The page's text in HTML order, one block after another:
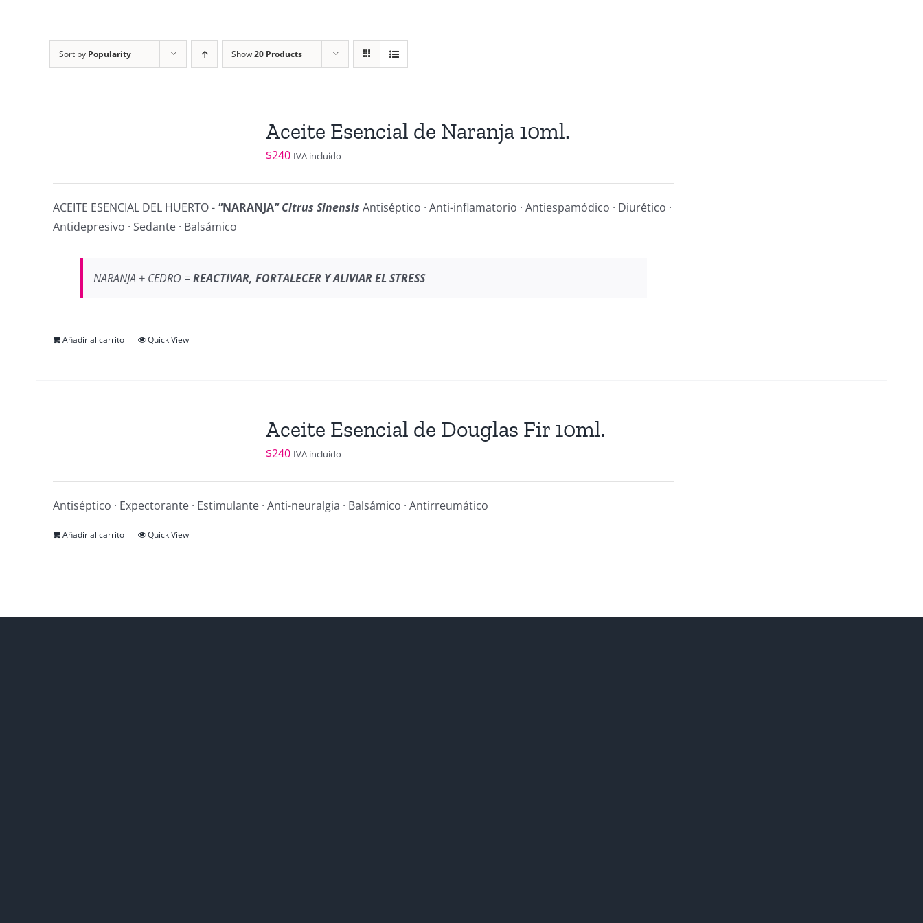
Sort by Popularity Show20 Products
Aceite Esencial de Naranja 10ml.
$240 IVA incluido
ACEITE ESENCIAL DEL HUERTO - "NARANJA" Citrus Sinensis Antiséptico · Anti-inflamatorio · Antiespamódico · Diurético ·
Antidepresivo · Sedante · Balsámico
NARANJA + CEDRO =REACTIVAR, FORTALECER Y ALIVIAR EL STRESS
Añadir al carrito Quick View
Aceite Esencial de Douglas Fir 10ml.
$240 IVA incluido
Antiséptico · Expectorante · Estimulante · Anti-neuralgia · Balsámico · Antirreumático
Añadir al carrito Quick View